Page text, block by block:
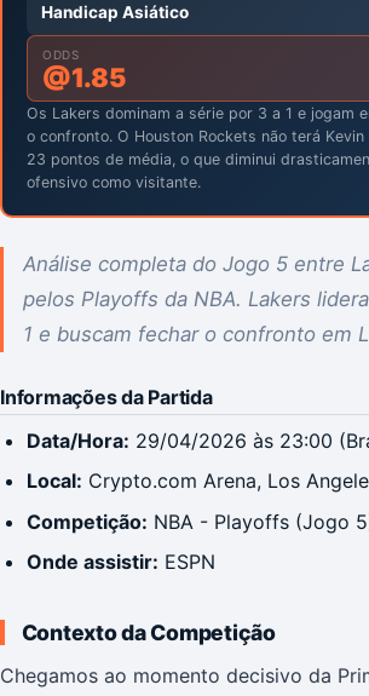
Handicap Asiático
ODDS
@1.85
Os Lakers dominam a série por 3 a 1 e jogam
o confronto. O Houston Rockets não terá
23 pontos de média, o que diminui
ofensivo como visitante.
Análise completa do Jogo 5 entre
pelos Playoffs da NBA. Lakers
1 e buscam fechar o confronto em
Informações da Partida
Data/Hora: 29/04/2026 às 23:00
Local: Crypto.com Arena, Los
Competição: NBA - Playoffs (Jogo
Onde assistir: ESPN
Contexto da Competição
Chegamos ao momento decisivo da